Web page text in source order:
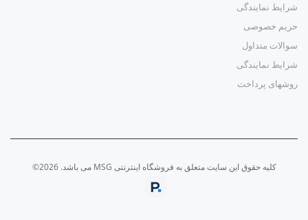
شرایط نمایندگی
حریم خصوصی
سوالات متداول
شرایط نمایندگی
روشهای پرداخت
کلیه حقوق این سایت متعلق به فروشگاه اینترنتی MSG می باشد. 2026©